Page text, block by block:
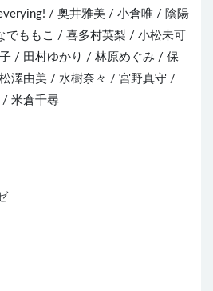
/ 奥井雅美 / 小倉唯 / 陰陽
でももこ / 喜多村英梨 / 小松未可
/ 田村ゆかり / 林原めぐみ / 保
澤由美 / 水樹奈々 / 宮野真守 /
/ 米倉千尋